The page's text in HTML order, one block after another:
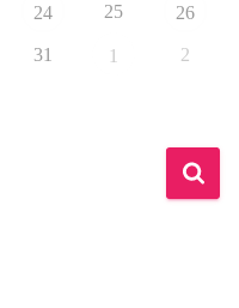
24 25 26
31 1 2